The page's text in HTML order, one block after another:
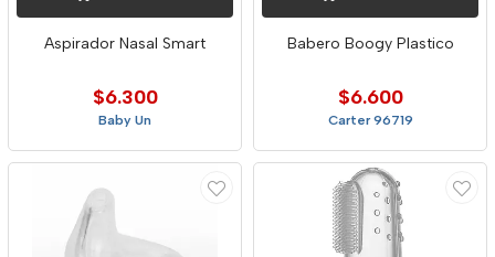
Aspirador Nasal Smart
$6.300
Baby Un
Babero Boogy Plastico
$6.600
Carter 96719